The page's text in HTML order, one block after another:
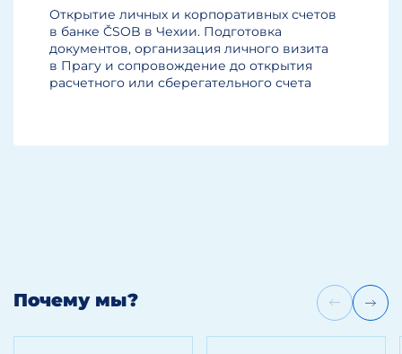
парикмахер и т.п. Для
получения лицензий
на простые (так наз.
-свободные-) виды
деятельности (например,
профессиональное
Информация об ответственном
Открытие личных и корпоративных счетов
в банке ČSOB в Чехии. Подготовка
документов, организация личного визита
в Прагу и сопровождение до открытия
расчетного или сберегательного счета
Почему мы?